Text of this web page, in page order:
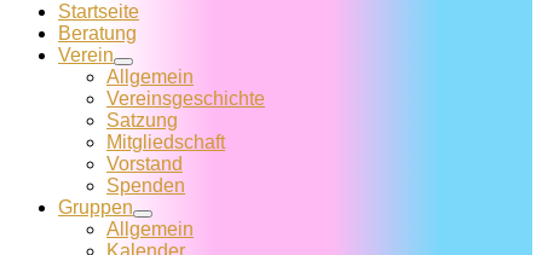
Startseite
Beratung
Verein
Allgemein
Vereins­geschichte
Satzung
Mitglied­schaft
Vorstand
Spenden
Gruppen
Allgemein
Kalender